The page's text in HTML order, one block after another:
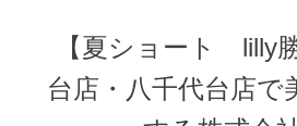
【夏ショート lilly
台店・八千代台店で